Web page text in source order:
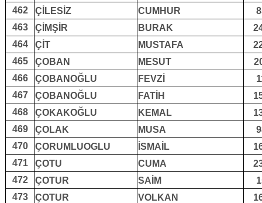
462
ÇİLESİZ CUMHUR
463
ÇİMŞİR BURAK
464
ÇİT MUSTAFA
465
ÇOBAN MESUT
466
ÇOBANOĞLU FEVZİ
467
ÇOBANOĞLU FATİH
468
ÇOKAKOĞLU KEMAL
469
ÇOLAK MUSA
470
ÇORUMLUOGLU İSMAİL
471
ÇOTU CUMA
472
ÇOTUR SAİM
473
ÇOTUR VOLKAN